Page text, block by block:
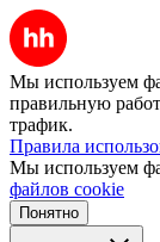
Мы используем
правильную
трафик.
Правила
Мы используем
файлов cookie
Понятно